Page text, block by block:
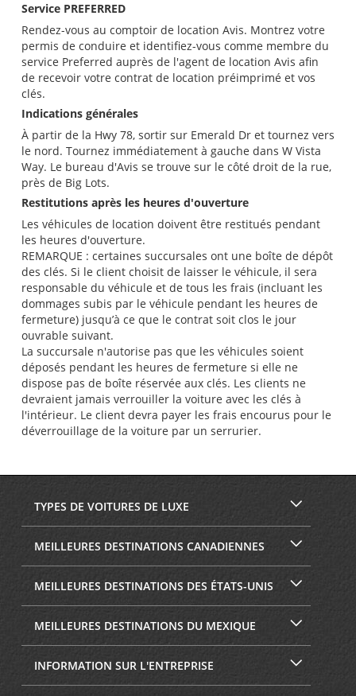
Service PREFERRED
Rendez-vous au comptoir de location Avis. Montrez votre
permis de conduire et identifiez-vous comme membre du
service Preferred auprès de l'agent de location Avis afin
de recevoir votre contrat de location préimprimé et vos
clés.
Indications générales
À partir de la Hwy 78, sortir sur Emerald Dr et tournez vers
le nord. Tournez immédiatement à gauche dans W Vista
Way. Le bureau d'Avis se trouve sur le côté droit de la rue,
près de Big Lots.
Restitutions après les heures d'ouverture
Les véhicules de location doivent être restitués pendant
les heures d'ouverture.
REMARQUE : certaines succursales ont une boîte de dépôt
des clés. Si le client choisit de laisser le véhicule, il sera
responsable du véhicule et de tous les frais (incluant les
dommages subis par le véhicule pendant les heures de
fermeture) jusqu’à ce que le contrat soit clos le jour
ouvrable suivant.
La succursale n'autorise pas que les véhicules soient
déposés pendant les heures de fermeture si elle ne
dispose pas de boîte réservée aux clés. Les clients ne
devraient jamais verrouiller la voiture avec les clés à
l'intérieur. Le client devra payer les frais encourus pour le
déverrouillage de la voiture par un serrurier.
TYPES DE VOITURES DE LUXE
MEILLEURES DESTINATIONS CANADIENNES
MEILLEURES DESTINATIONS DES ÉTATS-UNIS
MEILLEURES DESTINATIONS DU MEXIQUE
INFORMATION SUR L'ENTREPRISE